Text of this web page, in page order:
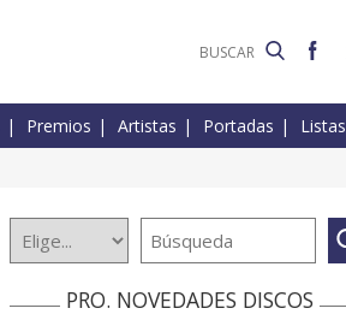
Premios Artistas Portadas Listas
PRO. NOVEDADES DISCOS